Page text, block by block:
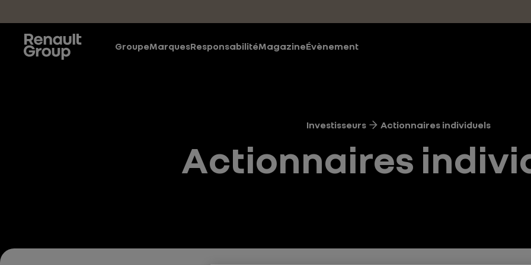
GroupeMarquesResponsabilitéMagazineÉvènement
Investisseurs Actionnaires individuels
Actionnaires